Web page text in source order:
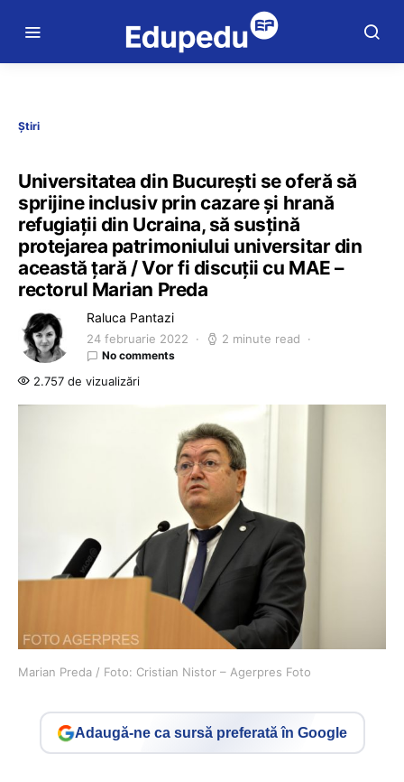
Știri
Universitatea din București se oferă să
sprijine inclusiv prin cazare și hrană
refugiații din Ucraina, să susțină
protejarea patrimoniului universitar din
această țară / Vor fi discuții cu MAE –
rectorul Marian Preda
Raluca Pantazi
24 februarie 2022 2 minute read
No comments
2.757 de vizualizări
Marian Preda / Foto: Cristian Nistor – Agerpres Foto
Adaugă-ne ca sursă preferată în Google